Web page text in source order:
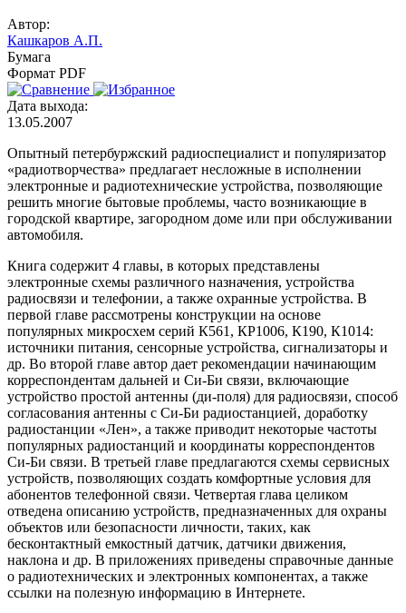
Автор:
Кашкаров А.П.
Бумага
Формат PDF
Дата выхода:
13.05.2007
Опытный петербуржский радиоспециалист и популяризатор
«радиотворчества» предлагает несложные в исполнении
электронные и радиотехнические устройства, позволяющие
решить многие бытовые проблемы, часто возникающие в
городской квартире, загородном доме или при обслуживании
автомобиля.
Книга содержит 4 главы, в которых представлены
электронные схемы различного назначения, устройства
радиосвязи и телефонии, а также охранные устройства. В
первой главе рассмотрены конструкции на основе
популярных микросхем серий К561, КР1006, К190, К1014:
источники питания, сенсорные устройства, сигнализаторы и
др. Во второй главе автор дает рекомендации начинающим
корреспондентам дальней и Си-Би связи, включающие
устройство простой антенны (ди-поля) для радиосвязи, способ
согласования антенны с Си-Би радиостанцией, доработку
радиостанции «Лен», а также приводит некоторые частоты
популярных радиостанций и координаты корреспондентов
Си-Би связи. В третьей главе предлагаются схемы сервисных
устройств, позволяющих создать комфортные условия для
абонентов телефонной связи. Четвертая глава целиком
отведена описанию устройств, предназначенных для охраны
объектов или безопасности личности, таких, как
бесконтактный емкостный датчик, датчики движения,
наклона и др. В приложениях приведены справочные данные
о радиотехнических и электронных компонентах, а также
ссылки на полезную информацию в Интернете.